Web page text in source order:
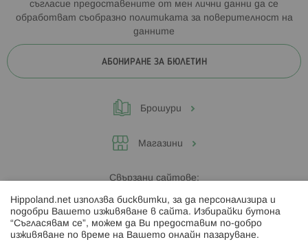
съгласие предоставените от мен лични данни да се
обработват съобразно политиката за поверителност на
данните
АБОНИРАНЕ ЗА БЮЛЕТИН
Брошури
Магазини
Свързани сайтове:
Hippoland.ro
Последвайте ни:
Hippoland.net използва бисквитки, за да персонализира и
подобри Вашето изживяване в сайта. Избирайки бутона
“Съгласявам се”, можем да Ви предоставим по-добро
изживяване по време на Вашето онлайн пазаруване.